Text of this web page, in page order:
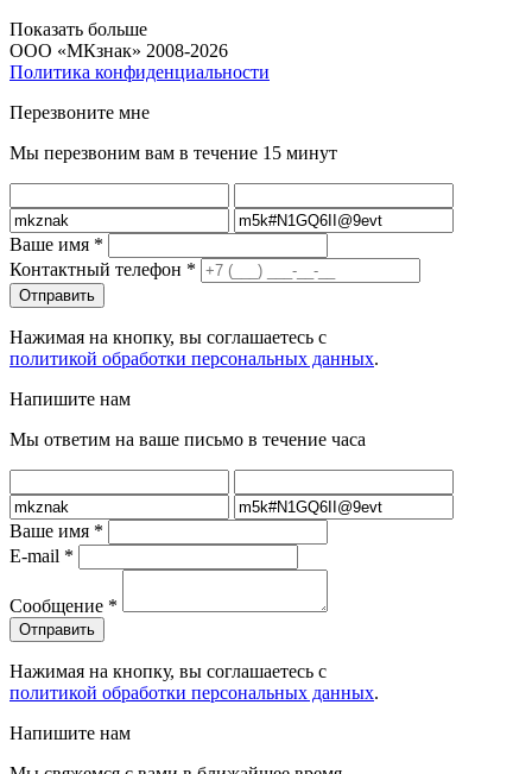
Показать больше
ООО «МКзнак» 2008-2026
Политика конфиденциальности
Перезвоните мне
Мы перезвоним вам в течение 15 минут
Ваше имя *
Контактный телефон *
Нажимая на кнопку, вы соглашаетесь с
политикой обработки персональных данных.
Напишите нам
Мы ответим на ваше письмо в течение часа
Ваше имя *
E-mail *
Сообщение *
Нажимая на кнопку, вы соглашаетесь с
политикой обработки персональных данных.
Напишите нам